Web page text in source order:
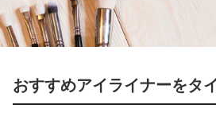
おすすめアイライナーをタ